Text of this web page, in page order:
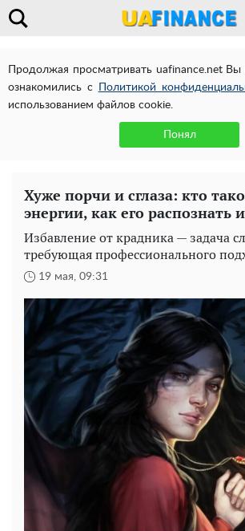
Продолжая просматривать uafinance.net
ознакомились с
Политикой
использованием файлов cookie.
Понял
Хуже порчи и сглаза: кто
энергии, как его распознать
Избавление от крадника — задача
требующая профессионального
19 мая, 09:31